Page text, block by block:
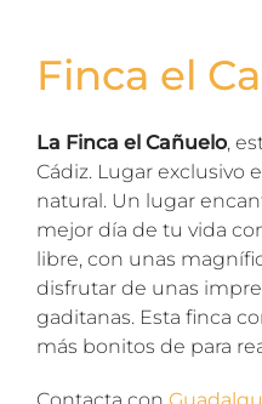
Finca el
La Finca el Cañuelo,
Cádiz. Lugar exclusivo
natural. Un lugar
mejor día de tu vida
libre, con unas
disfrutar de unas
gaditanas. Esta finca
más bonitos de para